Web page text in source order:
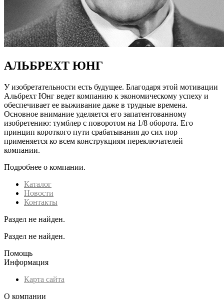
АЛЬБРЕХТ ЮНГ
У изобретательности есть будущее. Благодаря этой мотивации
Альбрехт Юнг ведет компанию к экономическому успеху и
обеспечивает ее выживание даже в трудные времена.
Основное внимание уделяется его запатентованному
изобретению: тумблер с поворотом на 1/8 оборота. Его
принцип короткого пути срабатывания до сих пор
применяется ко всем конструкциям переключателей
компании.
Подробнее о компании.
Каталог
Новости
Контакты
Раздел не найден.
Раздел не найден.
Помощь
Информация
Карта сайта
О компании